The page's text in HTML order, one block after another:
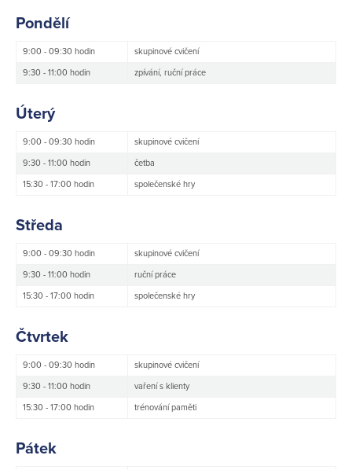
Pondělí
9:00 - 09:30 hodin skupinové cvičení
9:30 - 11:00 hodin zpívání, ruční práce
Úterý
9:00 - 09:30 hodin skupinové cvičení
9:30 - 11:00 hodin četba
15:30 - 17:00 hodin společenské hry
Středa
9:00 - 09:30 hodin skupinové cvičení
9:30 - 11:00 hodin ruční práce
15:30 - 17:00 hodin společenské hry
Čtvrtek
9:00 - 09:30 hodin skupinové cvičení
9:30 - 11:00 hodin vaření s klienty
15:30 - 17:00 hodin trénování paměti
Pátek